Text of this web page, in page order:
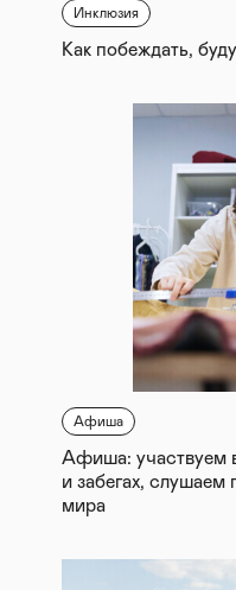
Инклюзия
Как побеждать,
Афиша
Афиша: участвуем
и забегах, слушаем
мира